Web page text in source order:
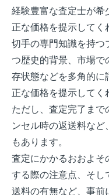
経験豊富な査定士が希
正な価格を提示してく
切手の専門知識を持つ
つ歴史的背景、市場で
存状態などを多角的に
正な価格を提示してく
ただし、査定完了まで
ンセル時の返送料な
もあります。
査定にかかるおおよそ
する際の注意点、そし
送料の有無など、事前